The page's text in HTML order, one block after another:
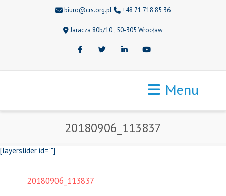
biuro@crs.org.pl +48 71 718 85 36
Jaracza 80b/10 , 50-305 Wrocław
FacebookTwitter LinkedInYoutube
Menu
20180906_113837
[layerslider id=""]
20180906_113837